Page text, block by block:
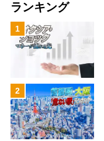
ランキング
1
2